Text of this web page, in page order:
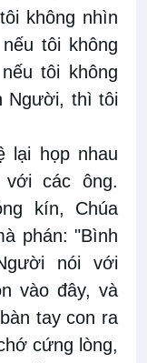
không nhìn
tôi không
tôi không
Người, thì tôi
lại họp nhau
các ông.
kín, Chúa
phán: "Bình
nói với
vào đây, và
tay con ra
cứng lòng,